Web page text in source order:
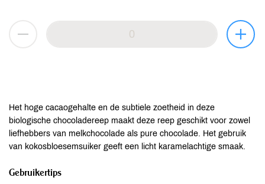
Het hoge cacaogehalte en de subtiele zoetheid in deze
biologische chocoladereep maakt deze reep geschikt voor zowel
liefhebbers van melkchocolade als pure chocolade. Het gebruik
van kokosbloesemsuiker geeft een licht karamelachtige smaak.
Gebruikertips